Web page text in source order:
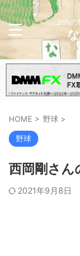
2chの
HOME > 野球 >
野球
西岡剛さん
2021年9月8日